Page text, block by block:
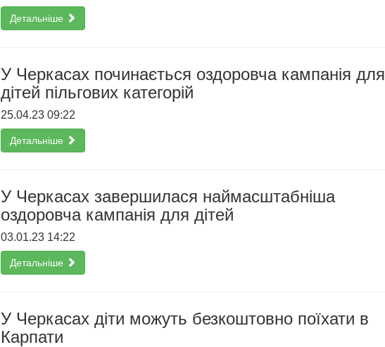
Детальніше
У Черкасах починається оздоровча кампанія для
дітей пільгових категорій
25.04.23 09:22
Детальніше
У Черкасах завершилася наймасштабніша
оздоровча кампанія для дітей
03.01.23 14:22
Детальніше
У Черкасах діти можуть безкоштовно поїхати в
Карпати